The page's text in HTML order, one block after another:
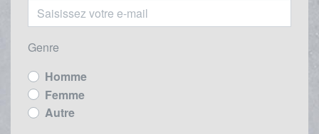
Genre
Homme
Femme
Autre